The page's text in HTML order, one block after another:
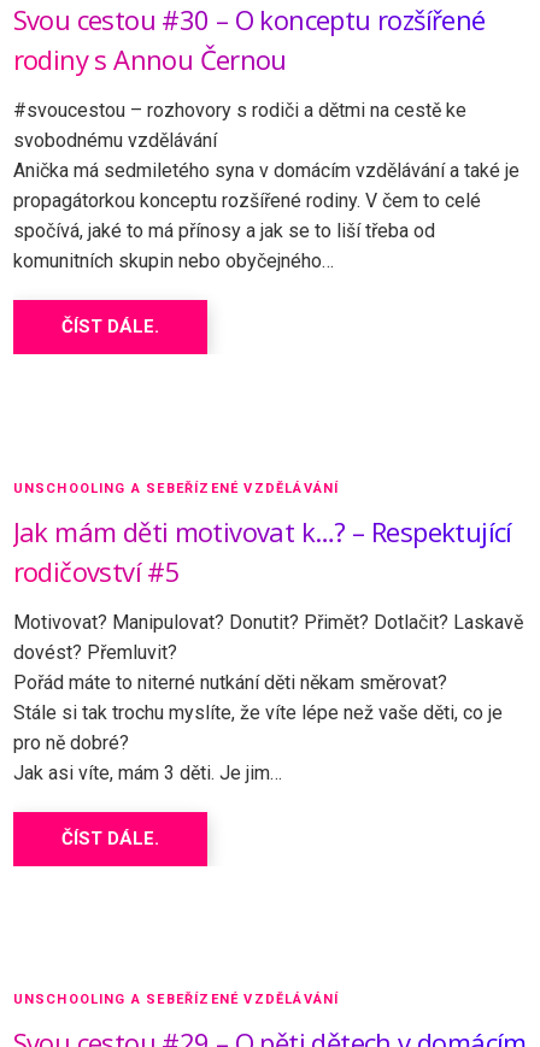
Svou cestou #30 – O konceptu rozšířené
rodiny s Annou Černou
#svoucestou – rozhovory s rodiči a dětmi na cestě ke
svobodnému vzdělávání
Anička má sedmiletého syna v domácím vzdělávání a také je
propagátorkou konceptu rozšířené rodiny. V čem to celé
spočívá, jaké to má přínosy a jak se to liší třeba od
komunitních skupin nebo obyčejného…
ČÍST DÁLE.
UNSCHOOLING A SEBEŘÍZENÉ VZDĚLÁVÁNÍ
Jak mám děti motivovat k…? – Respektující
rodičovství #5
Motivovat? Manipulovat? Donutit? Přimět? Dotlačit? Laskavě
dovést? Přemluvit?
Pořád máte to niterné nutkání děti někam směrovat?
Stále si tak trochu myslíte, že víte lépe než vaše děti, co je
pro ně dobré?
Jak asi víte, mám 3 děti. Je jim…
ČÍST DÁLE.
UNSCHOOLING A SEBEŘÍZENÉ VZDĚLÁVÁNÍ